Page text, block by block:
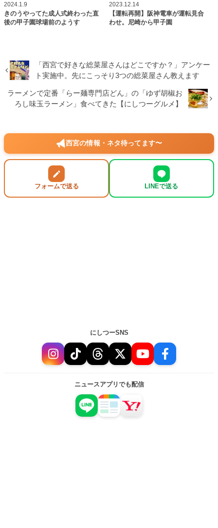
2024.1.9
きのうやってた成人式終わった直
後の甲子園球場前のようす
2023.12.14
【運転再開】阪神電車が運転見合
わせ。尼崎から甲子園
「西宮で好きな総菜屋さんはどこですか？」アンケー
ト実施中。先にこっそり3つの総菜屋さん教えます
ラーメンで定番「らー麺専門店どん」の「ゆず胡椒お
ろし味玉ラーメン」食べてきた【にしつーグルメ】
西宮の情報・ネタ待ってます〜
フォームで送る LINEで送る
にしつーSNS
ニュースアプリでも配信